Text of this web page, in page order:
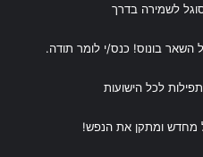
או לסטאטוס ברשתות
לשמירה בדרך
בונוס! כנס/י לומר תודה.
לכל הישועות
מחדש ומתקן את הנפש!